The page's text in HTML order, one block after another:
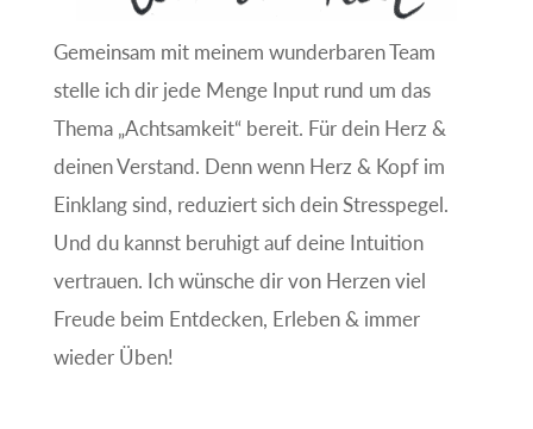
Gemeinsam mit meinem wunderbaren Team
stelle ich dir jede Menge Input rund um das
Thema „Achtsamkeit“ bereit. Für dein Herz &
deinen Verstand. Denn wenn Herz & Kopf im
Einklang sind, reduziert sich dein Stresspegel.
Und du kannst beruhigt auf deine Intuition
vertrauen. Ich wünsche dir von Herzen viel
Freude beim Entdecken, Erleben & immer
wieder Üben!